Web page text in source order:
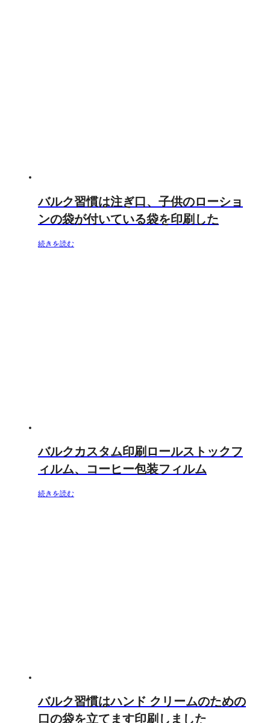
バルク習慣は注ぎ口、子供のローショ
ンの袋が付いている袋を印刷した
続きを読む
バルクカスタム印刷ロールストックフ
ィルム、コーヒー包装フィルム
続きを読む
バルク習慣はハンド クリームのための
口の袋を立てます印刷しました